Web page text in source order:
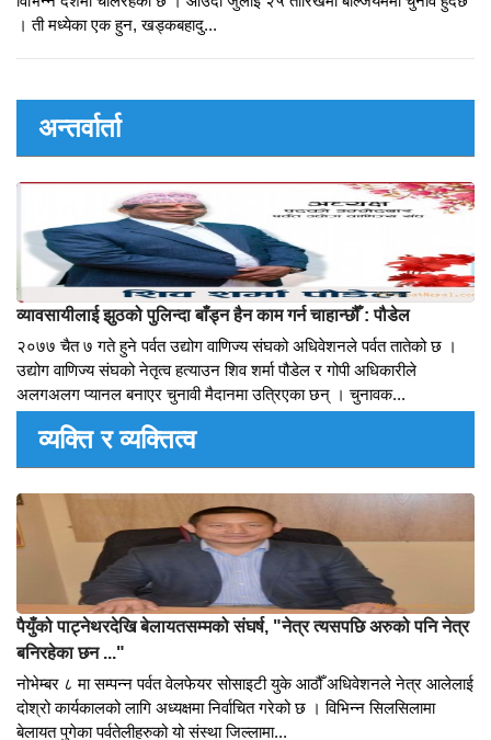
एनआरएन बेल्जियममा खड्क केसी नै किन ? हेरौँ उनको एजेण्डा र भावी
कार्ययोजना
पर्वतनेपालगैह्रआवासीय नेपालीहरुको संस्था एनआरएनको चुनावी माहोल अहिले
विभिन्न देशमा चलिरहेको छ । आउँदो जुलाई २५ तारिखमा बेल्जियममा चुनाव हुँदैछ
। ती मध्येका एक हुन, खड्कबहादु...
अन्तर्वार्ता
व्यावसायीलाई झुठको पुलिन्दा बाँड्न हैन काम गर्न चाहान्छौँ : पौडेल
२०७७ चैत ७ गते हुने पर्वत उद्योग वाणिज्य संघको अधिवेशनले पर्वत तातेको छ ।
उद्योग वाणिज्य संघको नेतृत्व हत्याउन शिव शर्मा पौडेल र गोपी अधिकारीले
अलगअलग प्यानल बनाएर चुनावी मैदानमा उत्रिएका छन् । चुनावक...
व्यक्ति र व्यक्तित्व